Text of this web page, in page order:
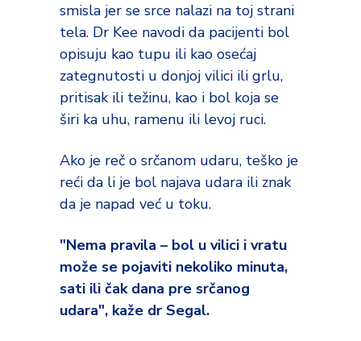
smisla jer se srce nalazi na toj strani
tela. Dr Kee navodi da pacijenti bol
opisuju kao tupu ili kao osećaj
zategnutosti u donjoj vilici ili grlu,
pritisak ili težinu, kao i bol koja se
širi ka uhu, ramenu ili levoj ruci.
Ako je reč o srčanom udaru, teško je
reći da li je bol najava udara ili znak
da je napad već u toku.
"Nema pravila – bol u vilici i vratu
može se pojaviti nekoliko minuta,
sati ili čak dana pre srčanog
udara", kaže dr Segal.